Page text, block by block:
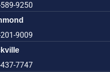
9250
9009
7747